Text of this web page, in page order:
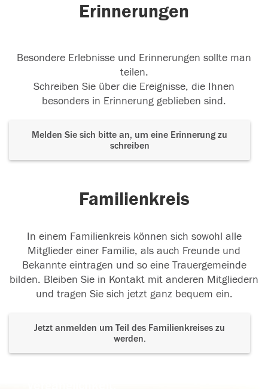
Erinnerungen
Besondere Erlebnisse und Erinnerungen sollte man
teilen.
Schreiben Sie über die Ereignisse, die Ihnen
besonders in Erinnerung geblieben sind.
Melden Sie sich bitte an, um eine Erinnerung zu
schreiben
Familienkreis
In einem Familienkreis können sich sowohl alle
Mitglieder einer Familie, als auch Freunde und
Bekannte eintragen und so eine Trauergemeinde
bilden. Bleiben Sie in Kontakt mit anderen Mitgliedern
und tragen Sie sich jetzt ganz bequem ein.
Jetzt anmelden um Teil des Familienkreises zu
werden.